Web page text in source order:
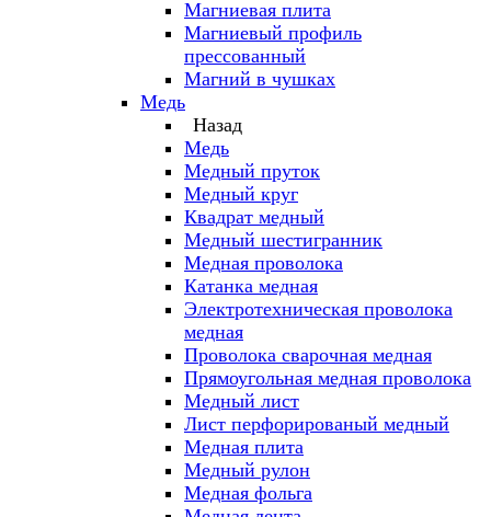
Магниевая плита
Магниевый профиль
прессованный
Магний в чушках
Медь
Назад
Медь
Медный пруток
Медный круг
Квадрат медный
Медный шестигранник
Медная проволока
Катанка медная
Электротехническая проволока
медная
Проволока сварочная медная
Прямоугольная медная проволока
Медный лист
Лист перфорированый медный
Медная плита
Медный рулон
Медная фольга